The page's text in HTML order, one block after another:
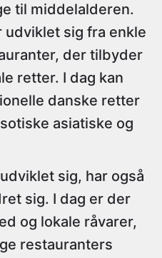
til middelalderen.
udviklet sig fra enkle
der tilbyder
retter. I dag kan
danske retter
asiatiske og
sig, har også
sig. I dag er der
og lokale råvarer,
restauranters